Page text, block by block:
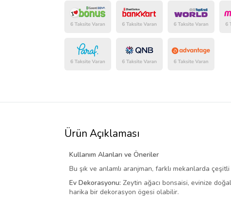
Ürün Açıklaması
Kullanım Alanları ve Öneriler
Bu şık ve anlamlı aranjman, farklı mekanlarda
Ev Dekorasyonu: Zeytin ağacı bonsaisi, evinize
harika bir dekorasyon ögesi olabilir.